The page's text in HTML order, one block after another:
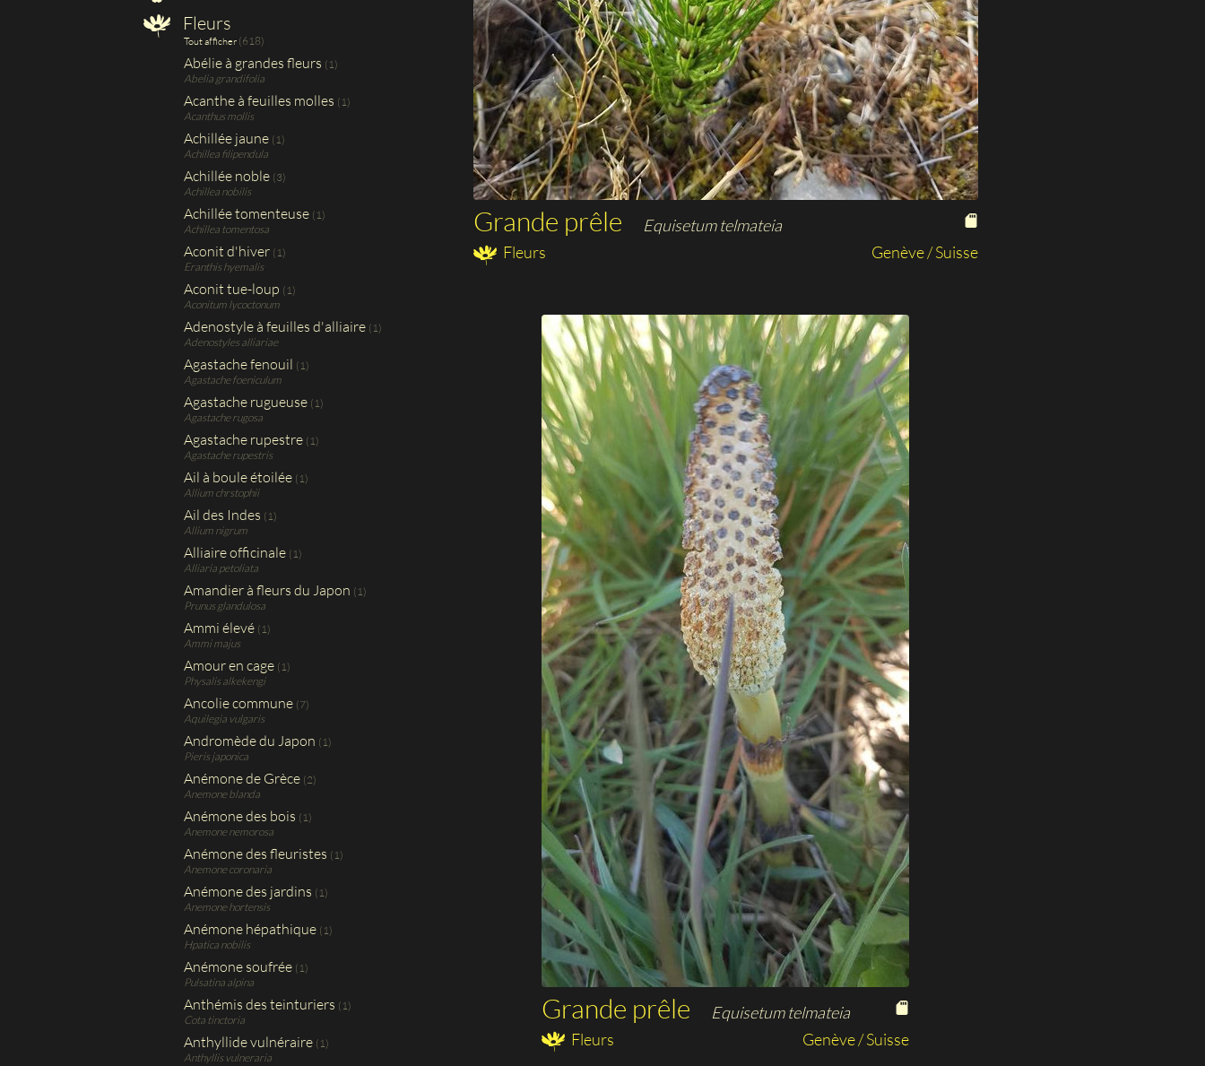
Fleurs
Tout afficher (618)
Abélie à grandes fleurs (1)
Abelia grandifolia
Acanthe à feuilles molles (1)
Acanthus mollis
Achillée jaune (1)
Achillea filipendula
Achillée noble (3)
Achillea nobilis
Achillée tomenteuse (1)
Achillea tomentosa
Aconit d'hiver (1)
Eranthis hyemalis
Aconit tue-loup (1)
Aconitum lycoctonum
Adenostyle à feuilles d'alliaire (1)
Adenostyles alliariae
Agastache fenouil (1)
Agastache foeniculum
Agastache rugueuse (1)
Agastache rugosa
Agastache rupestre (1)
Agastache rupestris
Ail à boule étoilée (1)
Allium chrstophii
Ail des Indes (1)
Allium nigrum
Alliaire officinale (1)
Alliaria petoliata
Amandier à fleurs du Japon (1)
Prunus glandulosa
Ammi élevé (1)
Ammi majus
Amour en cage (1)
Physalis alkekengi
Ancolie commune (7)
Aquilegia vulgaris
Andromède du Japon (1)
Pieris japonica
Anémone de Grèce (2)
Anemone blanda
Anémone des bois (1)
Anemone nemorosa
Anémone des fleuristes (1)
Anemone coronaria
Anémone des jardins (1)
Anemone hortensis
Anémone hépathique (1)
Hpatica nobilis
Anémone soufrée (1)
Pulsatina alpina
Anthémis des teinturiers (1)
Cota tinctoria
Anthyllide vulnéraire (1)
Anthyllis vulneraria
Grande prêle
Equisetum telmateia
Fleurs
Genève / Suisse
Grande prêle
Equisetum telmateia
Fleurs
Genève / Suisse